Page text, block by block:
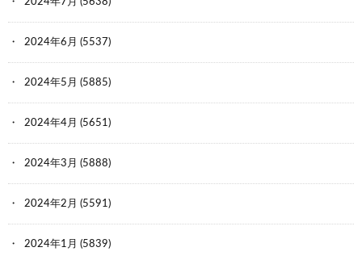
2024年6月 (5537)
2024年5月 (5885)
2024年4月 (5651)
2024年3月 (5888)
2024年2月 (5591)
2024年1月 (5839)